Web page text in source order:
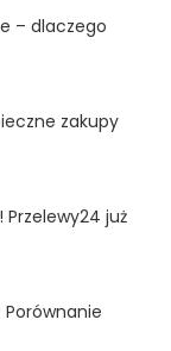
– dlaczego
zakupy
już